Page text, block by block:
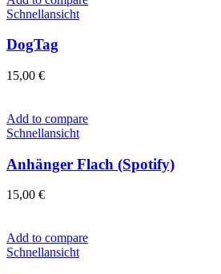
Schnellansicht
DogTag
15,00 €
Add to compare
Schnellansicht
Anhänger Flach (Spotify)
15,00 €
Add to compare
Schnellansicht